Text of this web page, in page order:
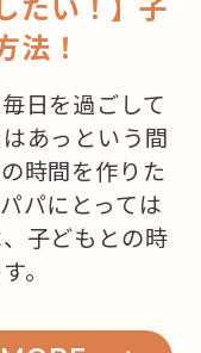
法！
日を過ごして
あっという間
時間を作りた
パにとっては
子どもとの時
。